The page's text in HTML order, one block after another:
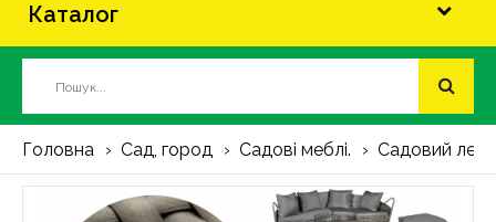
Каталог
Головна Сад, город Садові меблі. Садовий